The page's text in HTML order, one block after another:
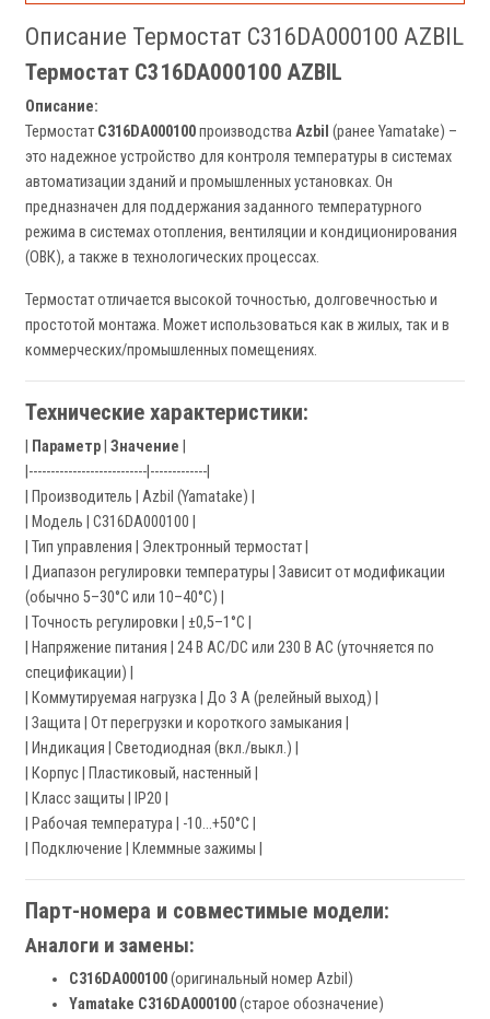
Описание Термостат C316DA000100 AZBIL
Термостат C316DA000100 AZBIL
Описание:
Термостат C316DA000100производстваAzbil (ранее Yamatake) –
это надежное устройство для контроля температуры в системах
автоматизации зданий и промышленных установках. Он
предназначен для поддержания заданного температурного
режима в системах отопления, вентиляции и кондиционирования
(ОВК), а также в технологических процессах.
Термостат отличается высокой точностью, долговечностью и
простотой монтажа. Может использоваться как в жилых, так и в
коммерческих/промышленных помещениях.
Технические характеристики:
Параметр Значение
|---------------------------|-------------|
| Производитель | Azbil (Yamatake) |
| Модель | C316DA000100 |
| Тип управления | Электронный термостат |
| Диапазон регулировки температуры | Зависит от модификации
(обычно 5–30°C или 10–40°C) |
| Точность регулировки | ±0,5–1°C |
| Напряжение питания | 24 В AC/DC или 230 В AC (уточняется по
спецификации) |
| Коммутируемая нагрузка | До 3 А (релейный выход) |
| Защита | От перегрузки и короткого замыкания |
| Индикация | Светодиодная (вкл./выкл.) |
| Корпус | Пластиковый, настенный |
| Класс защиты | IP20 |
| Рабочая температура | -10…+50°C |
| Подключение | Клеммные зажимы |
Парт-номера и совместимые модели:
Аналоги и замены:
C316DA000100(оригинальный номер Azbil)
Yamatake C316DA000100(старое обозначение)